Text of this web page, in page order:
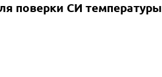
поверки СИ температуры